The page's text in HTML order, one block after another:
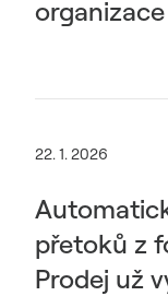
organizace
22. 1. 2026
přetoků z
Prodej už